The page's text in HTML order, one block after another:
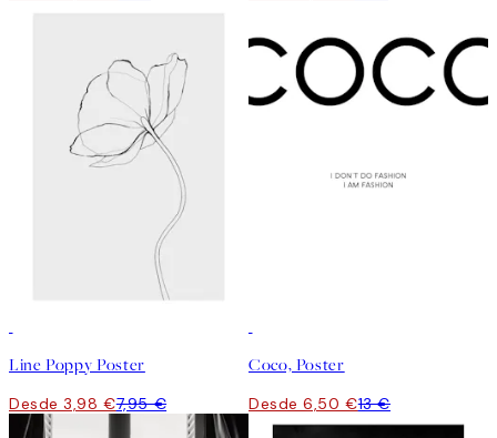
Line Poppy Poster
Desde 3,98 €7,95 €
Coco, Poster
Desde 6,50 €13 €